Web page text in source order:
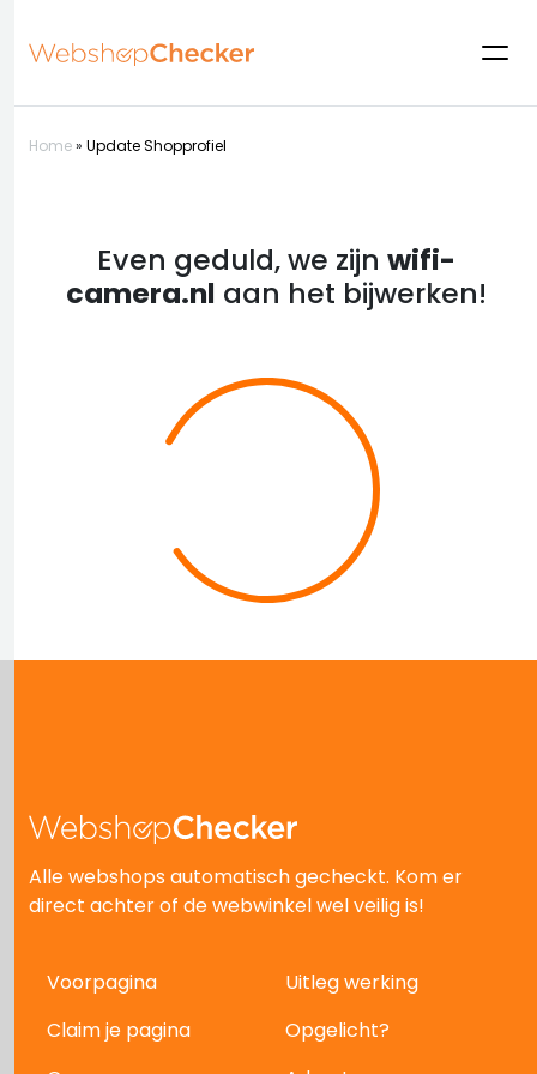
Home» Update Shopprofiel
Even geduld, we zijn wifi-
camera.nl aan het bijwerken!
Alle webshops automatisch gecheckt. Kom er
direct achter of de webwinkel wel veilig is!
Voorpagina
Uitleg werking
Claim je pagina
Opgelicht?